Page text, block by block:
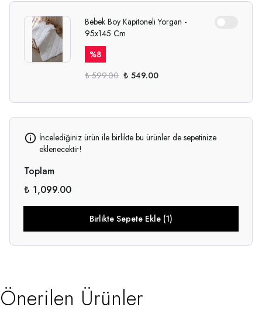
Bebek Boy Kapitoneli Yorgan -
95x145 Cm
%8
₺ 599.00 ₺ 549.00
İncelediğiniz ürün ile birlikte bu ürünler de sepetinize
eklenecektir!
Toplam
₺ 1,099.00
Birlikte Sepete Ekle (1)
Önerilen Ürünler